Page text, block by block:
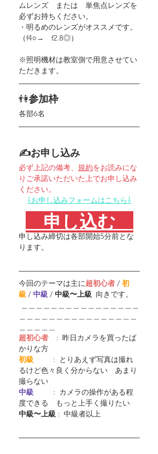
ムレンズ　または　単焦点レンズを
必ずお持ちください。
・明るめのレンズがオススメです。
（f4○→　f2.8◎）
※照明機材は教室側で用意させてい
ただきます。
👫参加枠
各部6名
✍お申し込み
必ず上記の備考、 規約をお読みにな
りご承諾いただいた上でお申し込み
ください。
⇩お申し込みフォームはこちら⇩
申し込む
申し込み締切は各部開始5分前とな
ります。
今回のテーマは主に超初心者 / 初
級 / 中級 / 中級〜上級 向きです。
超初心者 :  昨日カメラを買ったば
かりな方
初級
:  とりあえず写真は撮れ
るけど色々良く分からない　あまり
撮らない
中級
:  カメラの操作がある程
度できる　もっと上手く撮りたい
中級〜上級 :  中級者以上